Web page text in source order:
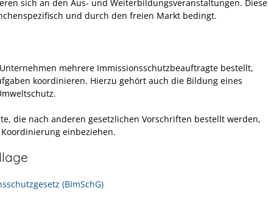
sich an den Aus- und Weiterbildungsveranstaltungen. Diese
und durch den freien Markt bedingt.
mehrere Immissionsschutzbeauftragte bestellt,
koordinieren. Hierzu gehört auch die Bildung eines
die nach anderen gesetzlichen Vorschriften bestellt werden,
einbeziehen.
(BImSchG)